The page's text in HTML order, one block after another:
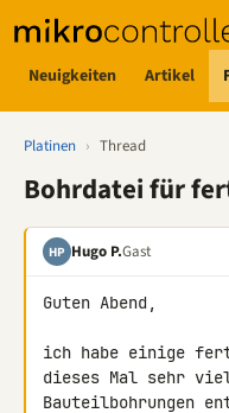
Neuigkeiten Artikel
Platinen › Thread
Bohrdatei für
HP Hugo P.Gast
Guten Abend,
ich habe einige
dieses Mal sehr
Bauteilbohrungen